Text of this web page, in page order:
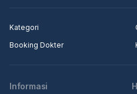
Kategori
Booking Dokter
Informasi